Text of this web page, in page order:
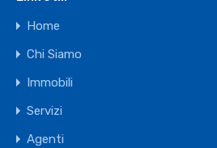
Home
Chi Siamo
Immobili
Servizi
Agenti